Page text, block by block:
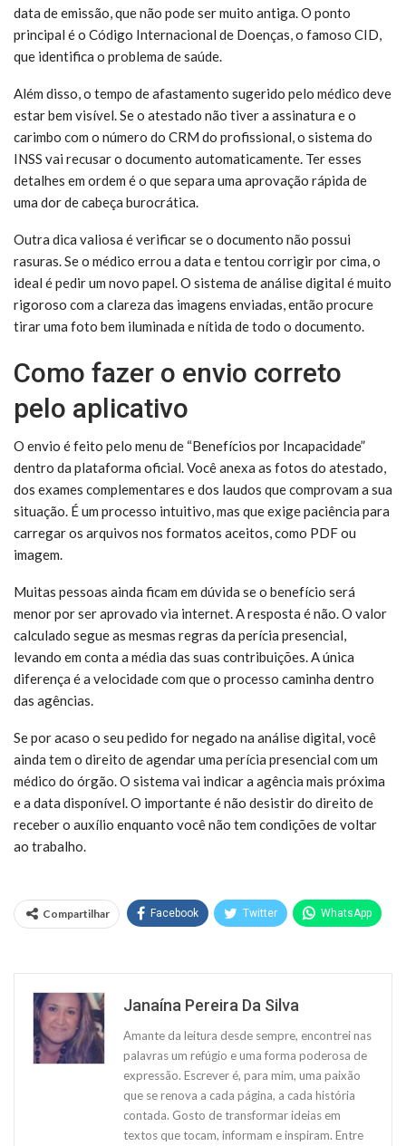
data de emissão, que não pode ser muito antiga. O ponto
principal é o Código Internacional de Doenças, o famoso CID,
que identifica o problema de saúde.
Além disso, o tempo de afastamento sugerido pelo médico deve
estar bem visível. Se o atestado não tiver a assinatura e o
carimbo com o número do CRM do profissional, o sistema do
INSS vai recusar o documento automaticamente. Ter esses
detalhes em ordem é o que separa uma aprovação rápida de
uma dor de cabeça burocrática.
Outra dica valiosa é verificar se o documento não possui
rasuras. Se o médico errou a data e tentou corrigir por cima, o
ideal é pedir um novo papel. O sistema de análise digital é muito
rigoroso com a clareza das imagens enviadas, então procure
tirar uma foto bem iluminada e nítida de todo o documento.
Como fazer o envio correto
pelo aplicativo
O envio é feito pelo menu de “Benefícios por Incapacidade”
dentro da plataforma oficial. Você anexa as fotos do atestado,
dos exames complementares e dos laudos que comprovam a sua
situação. É um processo intuitivo, mas que exige paciência para
carregar os arquivos nos formatos aceitos, como PDF ou
imagem.
Muitas pessoas ainda ficam em dúvida se o benefício será
menor por ser aprovado via internet. A resposta é não. O valor
calculado segue as mesmas regras da perícia presencial,
levando em conta a média das suas contribuições. A única
diferença é a velocidade com que o processo caminha dentro
das agências.
Se por acaso o seu pedido for negado na análise digital, você
ainda tem o direito de agendar uma perícia presencial com um
médico do órgão. O sistema vai indicar a agência mais próxima
e a data disponível. O importante é não desistir do direito de
receber o auxílio enquanto você não tem condições de voltar
ao trabalho.
Compartilhar Facebook Twitter WhatsApp
Janaína Pereira Da Silva
Amante da leitura desde sempre, encontrei nas
palavras um refúgio e uma forma poderosa de
expressão. Escrever é, para mim, uma paixão
que se renova a cada página, a cada história
contada. Gosto de transformar ideias em
textos que tocam, informam e inspiram. Entre